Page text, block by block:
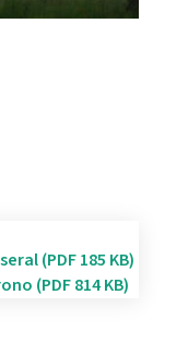
(PDF 185 KB)
(PDF 814 KB)